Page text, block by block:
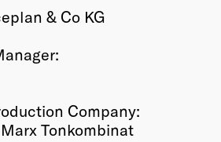
& Co KG
Company:
Tonkombinat